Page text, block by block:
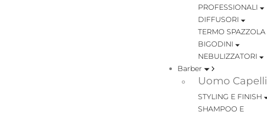
PROFESSIONALI
DIFFUSORI
TERMO SPAZZOLA
BIGODINI
NEBULIZZATORI
Barber
Uomo Capelli
STYLING E FINISH
SHAMPOO E